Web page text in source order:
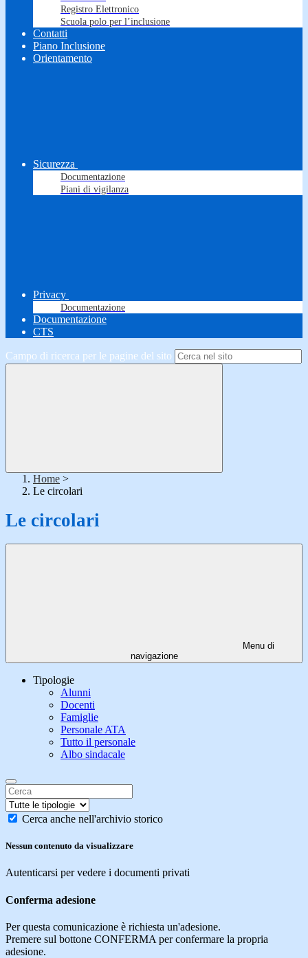
Registro Elettronico
Scuola polo per l’inclusione
Contatti
Piano Inclusione
Orientamento
Sicurezza
Documentazione
Piani di vigilanza
Privacy
Documentazione
Documentazione
CTS
Campo di ricerca per le pagine del sito
Home >
Le circolari
Le circolari
Menu di
navigazione
Tipologie
Alunni
Docenti
Famiglie
Personale ATA
Tutto il personale
Albo sindacale
Cerca anche nell'archivio storico
Nessun contenuto da visualizzare
Autenticarsi per vedere i documenti privati
Conferma adesione
Per questa comunicazione è richiesta un'adesione.
Premere sul bottone CONFERMA per confermare la propria
adesione.